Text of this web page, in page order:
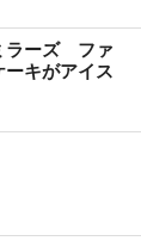
ラーズ ファ
キがアイス